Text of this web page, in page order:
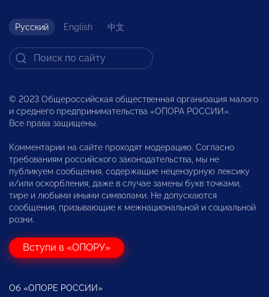
Русский English 中文
© 2023 Общероссийская общественная организация малого
и среднего предпринимательства «ОПОРА РОССИИ».
Все права защищены.
Комментарии на сайте проходят модерацию. Согласно
требованиям российского законодательства, мы не
публикуем сообщения, содержащие нецензурную лексику
и/или оскорбления, даже в случае замены букв точками,
тире и любыми иными символами. Не допускаются
сообщения, призывающие к межнациональной и социальной
розни.
Вступи в «ОПОРУ»
Об «ОПОРЕ РОССИИ»